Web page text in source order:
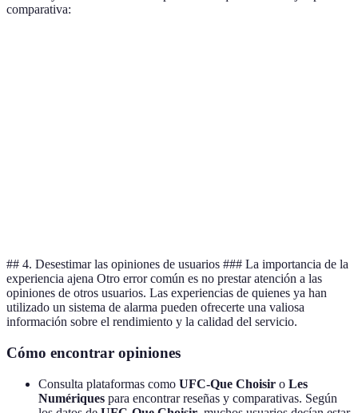
comparativa:
## 4. Desestimar las opiniones de usuarios ### La importancia de la
experiencia ajena Otro error común es no prestar atención a las
opiniones de otros usuarios. Las experiencias de quienes ya han
utilizado un sistema de alarma pueden ofrecerte una valiosa
información sobre el rendimiento y la calidad del servicio.
Cómo encontrar opiniones
Consulta plataformas como UFC-Que Choisir o Les
Numériques para encontrar reseñas y comparativas. Según